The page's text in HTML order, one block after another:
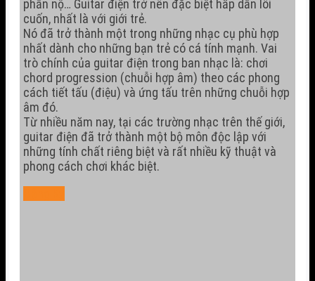
phẫn nộ… Guitar điện trở nên đặc biệt hấp dẫn lôi
cuốn, nhất là với giới trẻ.
Nó đã trở thành một trong những nhạc cụ phù hợp
nhất dành cho những bạn trẻ có cá tính mạnh. Vai
trò chính của guitar điện trong ban nhạc là: chơi
chord progression (chuỗi hợp âm) theo các phong
cách tiết tấu (điệu) và ứng tấu trên những chuỗi hợp
âm đó.
Từ nhiều năm nay, tại các trường nhạc trên thế giới,
guitar điện đã trở thành một bộ môn độc lập với
những tính chất riêng biệt và rất nhiều kỹ thuật và
phong cách chơi khác biệt.